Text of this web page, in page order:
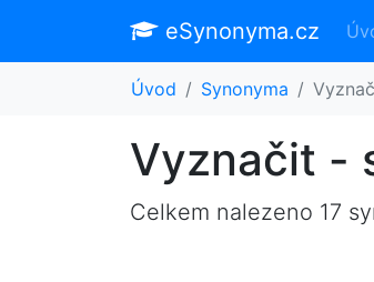
eSynonyma.cz
Úvod Synonyma
Vyznačit -
Celkem nalezeno 17